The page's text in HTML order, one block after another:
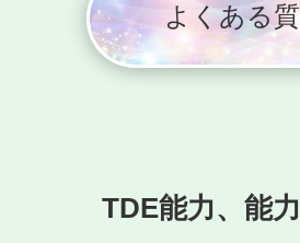
よくある
TDE能力、能